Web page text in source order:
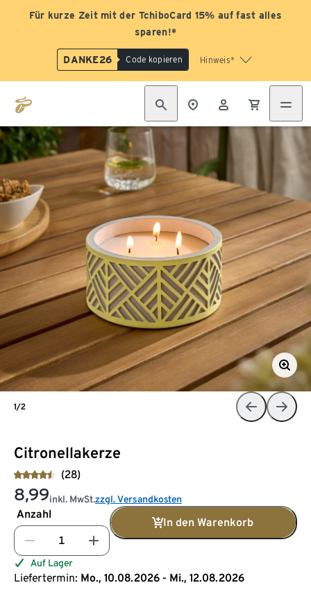
Für kurze Zeit mit der TchiboCard 15% auf fast alles
sparen!*
DANKE26 Code kopieren Hinweis*
Citronellakerze
(28)
8,99inkl. MwSt.zzgl. Versandkosten
Anzahl
In den Warenkorb
Auf Lager
Liefertermin: Mo., 10.08.2026 - Mi., 12.08.2026
1/2